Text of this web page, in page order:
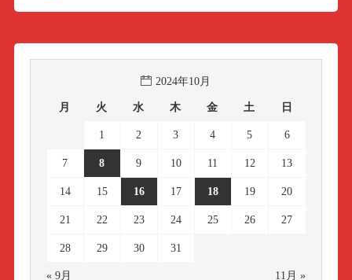
2024年10月
月 火 水 木 金 土 日
1 2 3 4 5 6
7 8 9 10 11 12 13
14 15 16 17 18 19 20
21 22 23 24 25 26 27
28 29 30 31
« 9月 11月 »